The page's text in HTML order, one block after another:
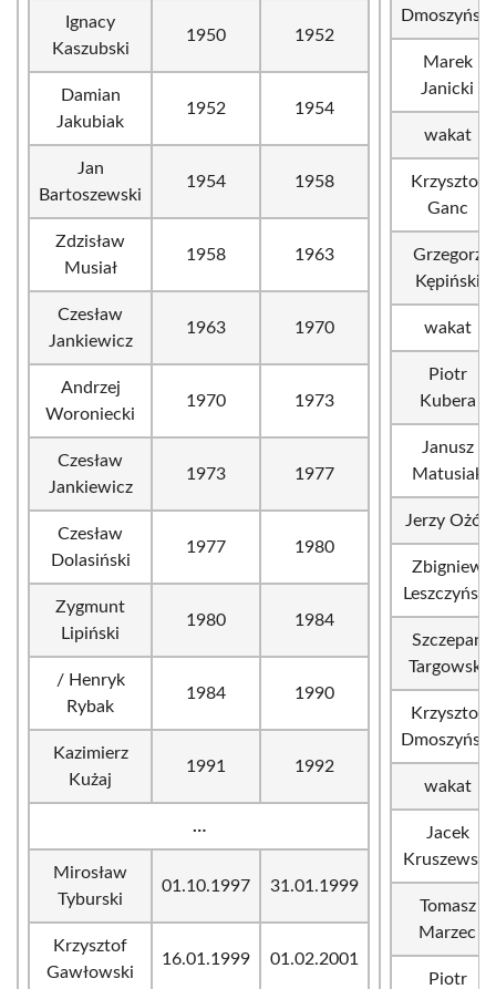
Ignacy
Kaszubski
1950 1952
Damian
Jakubiak
1952 1954
Jan
Bartoszewski
1954 1958
Zdzisław
Musiał
1958 1963
Czesław
Jankiewicz
1963 1970
Andrzej
Woroniecki
1970 1973
Czesław
Jankiewicz
1973 1977
Czesław
Dolasiński
1977 1980
Zygmunt
Lipiński
1980 1984
/ Henryk
Rybak
1984 1990
Kazimierz
Kużaj
1991 1992
…
Mirosław
Tyburski
01.10.1997 31.01.1999
Krzysztof
Gawłowski
16.01.1999 01.02.2001
Dmoszyński
Marek
Janicki
wakat
Krzysztof
Ganc
Grzegorz
Kępiński
wakat
Piotr
Kubera
Janusz
Matusiak
Jerzy Ożóg
Zbigniew
Leszczyński
Szczepan
Targowski
Krzysztof
Dmoszyński
wakat
Jacek
Kruszewski
Tomasz
Marzec
Piotr